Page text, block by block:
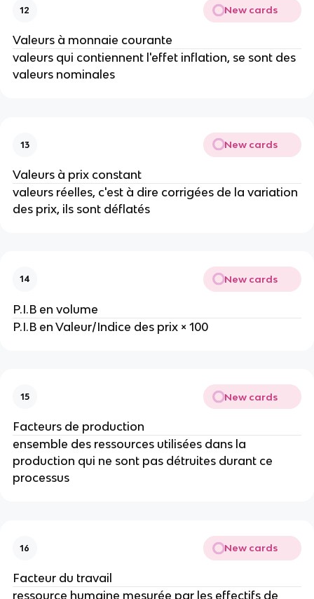
12 New cards
Valeurs à monnaie courante
valeurs qui contiennent l'effet inflation, se sont des
valeurs nominales
13 New cards
Valeurs à prix constant
valeurs réelles, c'est à dire corrigées de la variation
des prix, ils sont déflatés
14 New cards
P.I.B en volume
P.I.B en Valeur/Indice des prix × 100
15 New cards
Facteurs de production
ensemble des ressources utilisées dans la
production qui ne sont pas détruites durant ce
processus
16 New cards
Facteur du travail
ressource humaine mesurée par les effectifs de